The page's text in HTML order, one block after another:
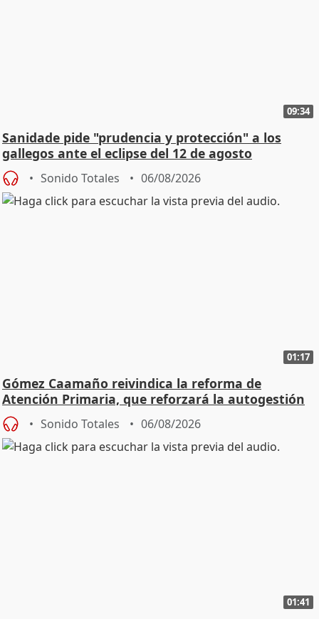
09:34
Sanidade pide "prudencia y protección" a los
gallegos ante el eclipse del 12 de agosto
Sonido Totales 06/08/2026
01:17
Gómez Caamaño reivindica la reforma de
Atención Primaria, que reforzará la autogestión
Sonido Totales 06/08/2026
01:41